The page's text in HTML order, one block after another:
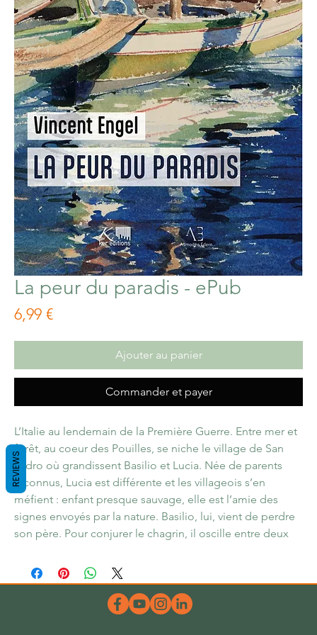
La peur du paradis - ePub
6,99 €Prix
Ajouter au panier
Commander et payer
L’Italie au lendemain de la Première Guerre. Entre mer et
forêt, au coeur des Pouilles, se niche le village de San
Nidro où grandissent Basilio et Lucia. Née de parents
inconnus, Lucia est différente et les villageois s’en
méfient : enfant presque sauvage, elle est l’amie des
signes envoyés par la nature. Basilio, lui, vient de perdre
son père. Pour conjurer le chagrin, il oscille entre deux
l’univers magique et inspiré de la petite fée des bois.
Liés par le destin, Lucia et Basilio s’aiment et se jurent
fidélité sans même se l’avouer.
Mais un acte irréparable (un bûcher dressé par les enfants
REVIEWS